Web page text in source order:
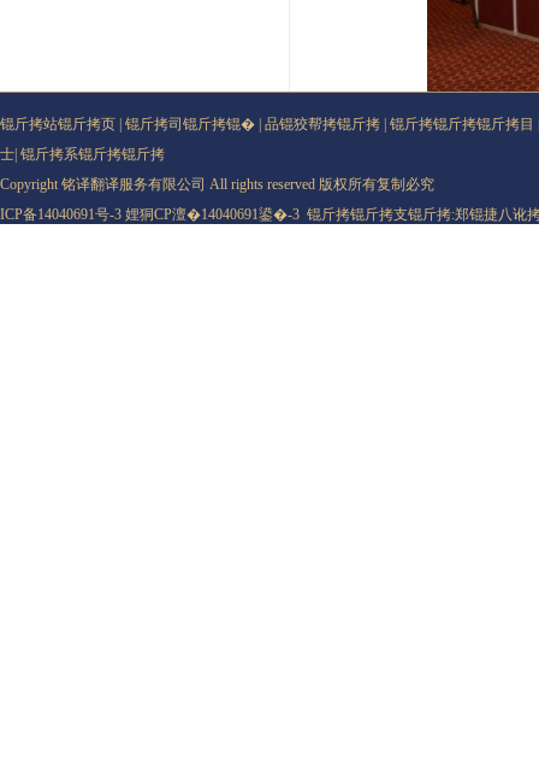
锟斤拷站锟斤拷页 锟斤拷司锟斤拷锟� 品锟狡帮拷锟斤拷 锟斤拷锟斤拷锟斤拷目
士 锟斤拷系锟斤拷锟斤拷
Copyright 铭译翻译服务有限公司 All rights reserved 版权所有复制必究
ICP备14040691号-3 娌狪CP澶�14040691鍙�-3 锟斤拷锟斤拷支锟斤拷:郑锟捷八讹